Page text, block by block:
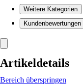
Weitere Kategorien
Kundenbewertungen
Artikeldetails
Bereich überspringen